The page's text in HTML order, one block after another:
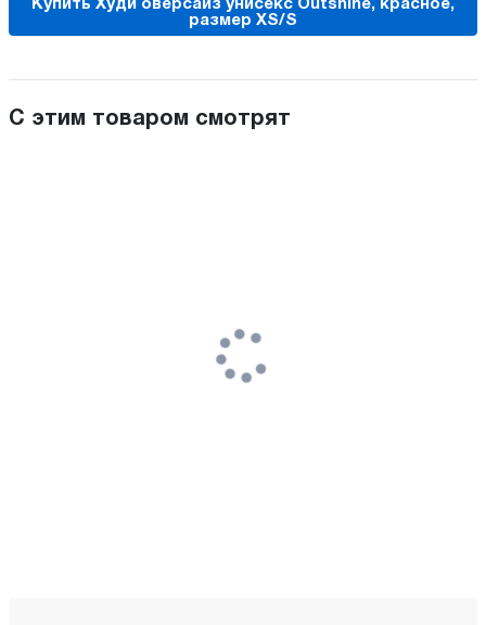
Купить Худи оверсайз унисекс Outshine, красное,
размер XS/S
С этим товаром смотрят